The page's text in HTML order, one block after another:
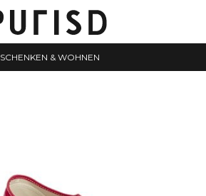
SCHENKEN & WOHNEN